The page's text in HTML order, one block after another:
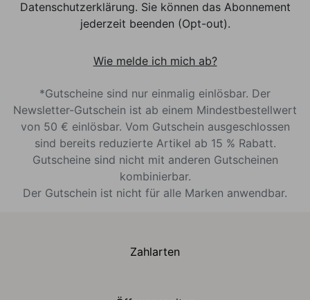
Datenschutzerklärung. Sie können das Abonnement
jederzeit beenden (Opt-out).
Wie melde ich mich ab?
*Gutscheine sind nur einmalig einlösbar. Der
Newsletter-Gutschein ist ab einem Mindestbestellwert
von 50 € einlösbar. Vom Gutschein ausgeschlossen
sind bereits reduzierte Artikel ab 15 % Rabatt.
Gutscheine sind nicht mit anderen Gutscheinen
kombinierbar.
Der Gutschein ist nicht für alle Marken anwendbar.
Zahlarten